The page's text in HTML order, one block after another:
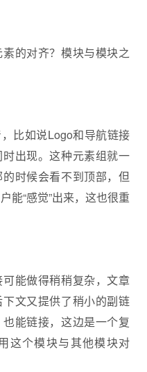
的对齐？模块与模块之
比如说Logo和导航链接
出现。这种元素组就一
时候会看不到顶部，但
能“感觉”出来，这也很重
能做得稍稍复杂，文章
文又提供了稍小的副链
能链接，这边是一个复
这个模块与其他模块对